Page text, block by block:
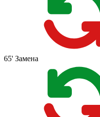
65' Замена